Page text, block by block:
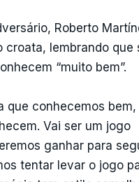
Roberto
croata, lembrando que
“muito bem”.
que conhecemos bem,
Vai ser um jogo
ganhar para
tentar levar o jogo